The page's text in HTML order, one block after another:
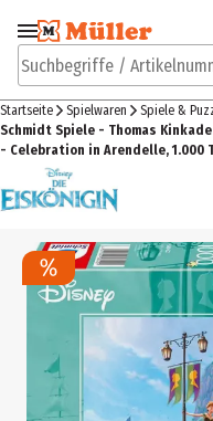
Zur Navigation
springen
Suchbegriffe /
Startseite Spielwaren Spiele &
Schmidt Spiele - Thomas
- Celebration in Arendelle, 1.000